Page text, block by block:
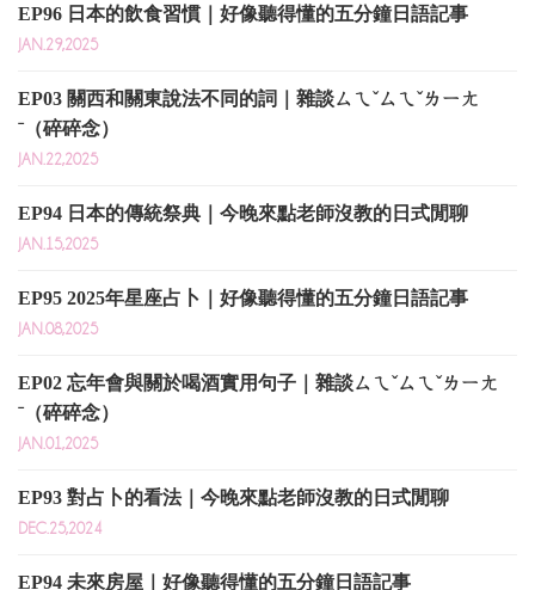
EP96 日本的飲食習慣｜好像聽得懂的五分鐘日語記事
JAN.29,2025
EP03 關西和關東說法不同的詞｜雜談ㄙㄟˇㄙㄟˇㄌㄧㄤ
ˉ（碎碎念）
JAN.22,2025
EP94 日本的傳統祭典｜今晚來點老師沒教的日式閒聊
JAN.15,2025
EP95 2025年星座占卜｜好像聽得懂的五分鐘日語記事
JAN.08,2025
EP02 忘年會與關於喝酒實用句子｜雜談ㄙㄟˇㄙㄟˇㄌㄧㄤ
ˉ（碎碎念）
JAN.01,2025
EP93 對占卜的看法｜今晚來點老師沒教的日式閒聊
DEC.25,2024
EP94 未來房屋｜好像聽得懂的五分鐘日語記事